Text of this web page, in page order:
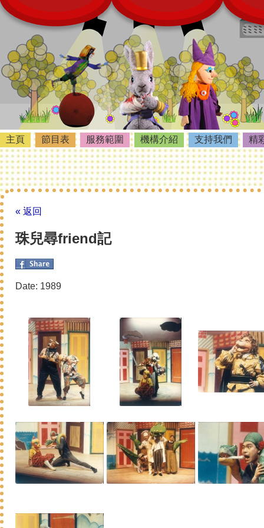
主頁 節目表 服務範圍 機構介紹 支持我們 精
« 返回
珠兒尋friend記
Date: 1989